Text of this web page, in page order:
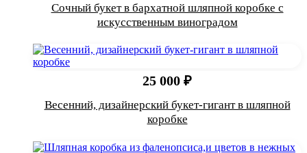
Сочный букет в бархатной шляпной коробке с
искусственным виноградом
25 000 ₽
Весенний, дизайнерский букет-гигант в шляпной
коробке